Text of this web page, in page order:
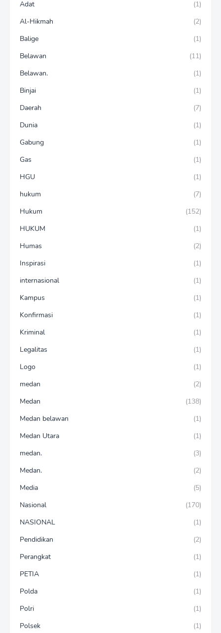
Adat
(1)
Al-Hikmah
(2)
Balige
(1)
Belawan
(11)
Belawan.
(1)
Binjai
(1)
Daerah
(7)
Dunia
(1)
Gabung
(1)
Gas
(1)
HGU
(1)
hukum
(7)
Hukum
(152)
HUKUM
(1)
Humas
(2)
Inspirasi
(1)
internasional
(1)
Kampus
(1)
Konfirmasi
(1)
Kriminal
(1)
Legalitas
(1)
Logo
(1)
medan
(2)
Medan
(138)
Medan belawan
(1)
Medan Utara
(1)
medan.
(3)
Medan.
(2)
Media
(5)
Nasional
(170)
NASIONAL
(1)
Pendidikan
(2)
Perangkat
(1)
PETIA
(1)
Polda
(1)
Polri
(1)
Polsek
(1)